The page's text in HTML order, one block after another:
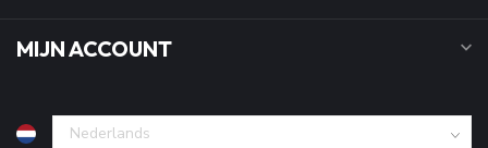
MIJN ACCOUNT